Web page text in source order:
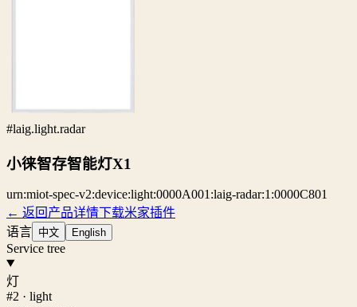
#laig.light.radar
小徕智存智能灯X1
urn:miot-spec-v2:device:light:0000A001:laig-radar:1:0000C801
← 返回产品详情下载米家插件
语言 中文 English
Service tree
灯
#2 · light